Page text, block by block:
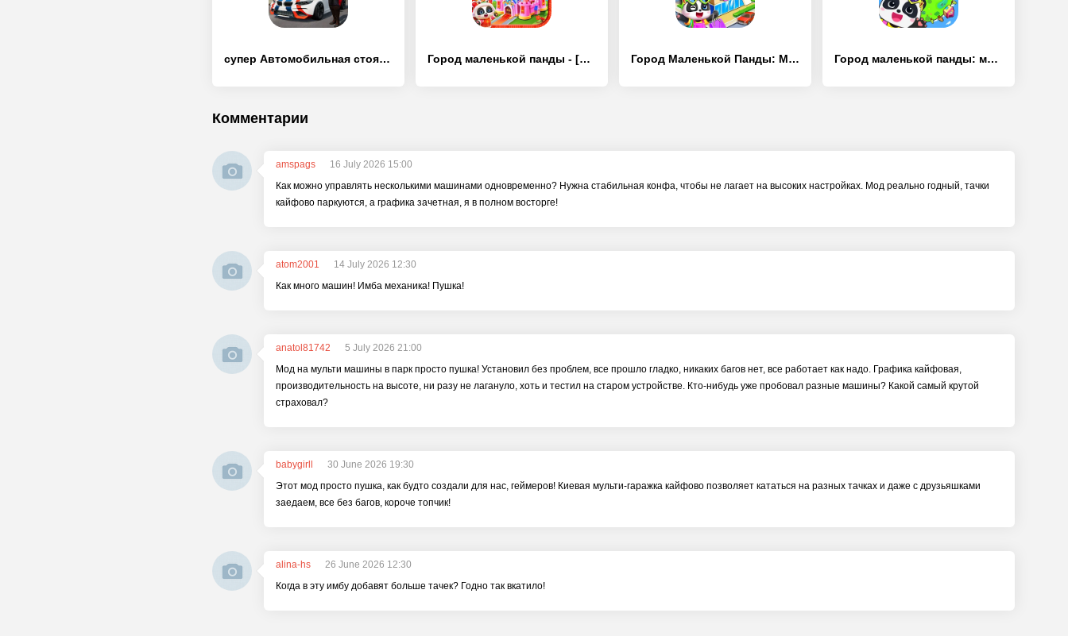
супер Автомобильная стоянка - [Взлом/МОД Много денег] Город маленькой панды - [Взлом/МОД Меню] Город Маленькой Панды: Магазин - [Взлом/МОД Меню] Город маленькой панды: мой мир - [Взлом/МОД Unlocked]
Комментарии
amspags
16 July 2026 15:00
Как можно управлять несколькими машинами одновременно? Нужна стабильная конфа, чтобы не лагает на высоких настройках. Мод реально годный, тачки
кайфово паркуются, а графика зачетная, я в полном восторге!
atom2001
14 July 2026 12:30
Как много машин! Имба механика! Пушка!
anatol81742
5 July 2026 21:00
Мод на мульти машины в парк просто пушка! Установил без проблем, все прошло гладко, никаких багов нет, все работает как надо. Графика кайфовая,
производительность на высоте, ни разу не лагануло, хоть и тестил на старом устройстве. Кто-нибудь уже пробовал разные машины? Какой самый крутой
страховал?
babygirll
30 June 2026 19:30
Этот мод просто пушка, как будто создали для нас, геймеров! Киевая мульти-гаражка кайфово позволяет кататься на разных тачках и даже с друзьяшками
заедаем, все без багов, короче топчик!
alina-hs
26 June 2026 12:30
Когда в эту имбу добавят больше тачек? Годно так вкатило!